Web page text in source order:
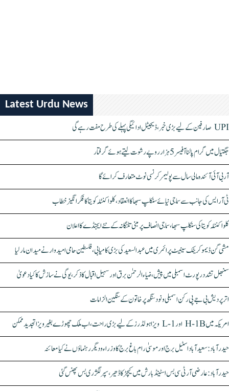
Latest Urdu News
UPI صارفین کے لیے بڑی خبر، ڈیجیٹل ادائیگی پہلے کی طرح مفت رہے گی
جگتیال میں گرام پالنا آفیسر 5 ہزار روپے رشوت لیتے ہوئے گرفتار
آر بی آئی آئندہ مالی سال سے پولیمر کرنسی نوٹ متعارف کرائے گا
ٹی آر ایس کی جانب سے سماجی نیائے سنکلپ سبھا کا انعقاد، کلواکنٹلہ کویتا کا فکر انگیز خطاب
کلواکنٹلہ کویتا کی سنکلپ سبھا، سماجی انصاف پر مبنی تلنگانہ کے نئے ایجنڈے کا اعلان
مشی گن ڈیموکریٹک سینیٹ پرائمری میں عبدالسعید کی بڑی کامیابی، فلسطین حامی امیدوار نے میدان مار لیا
سنبھل تشدد رپورٹ اسمبلی میں پیش، ضیاء الرحمٰن برق اور سہیل اقبال کا ذکر، یوگی نے سازش کا کیا دعویٰ
اتر پردیش بی جے پی رکن اسمبلی ونود سنگھ پر خاتون کے سنگین الزامات
امریکہ میں H-1B اور L-1 ویزا ہولڈرز کے لیے بڑی راحت، اب ملک چھوڑے بغیر ویزا تجدید ممکن
حیدرآباد: سعیدآباد اسٹیل برج اور موسیٰ رام باغ برج کا وزراء و دیگر رہنماؤں نے کیا معائنہ
حیدرآباد: عارضی آر ٹی سی بس اسٹینڈ بارش میں کیچڑ کا ڈھیر، سپر لگژری بس پھنس گئی